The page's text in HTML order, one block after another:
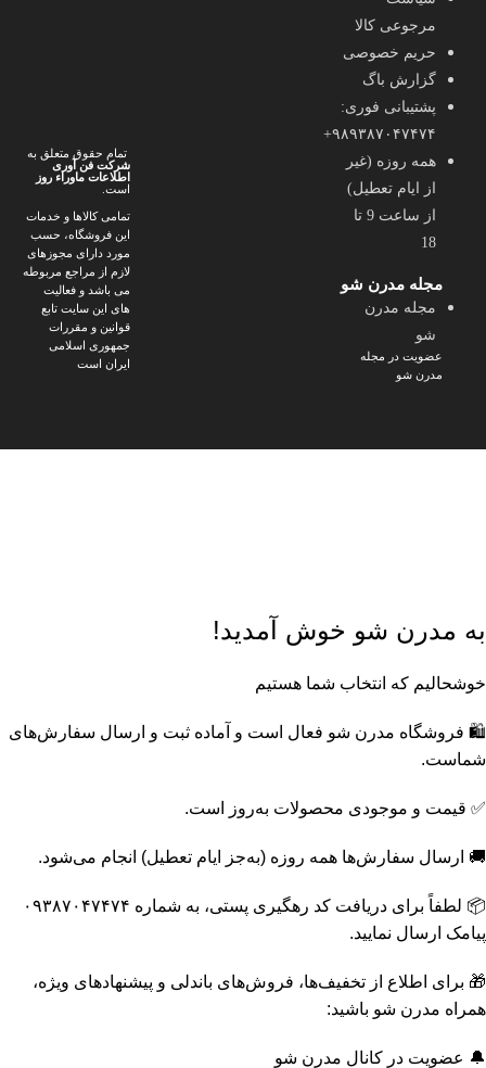
مرجوعی کالا
حریم خصوصی
گزارش باگ
پشتیبانی فوری:
۹۸۹۳۸۷۰۴۷۴۷۴+
همه روزه (غیر
از ایام تعطیل)
از ساعت 9 تا
18
مجله مدرن شو
مجله مدرن
شو
عضویت در مجله
مدرن شو
تمام حقوق متعلق به
شرکت فن آوری
اطلاعات ماوراء روز
است.
تمامی کالاها و خدمات
این فروشگاه، حسب
مورد دارای مجوزهای
لازم از مراجع مربوطه
می باشد و فعالیت
های این سایت تابع
قوانین و مقررات
جمهوری اسلامی
ایران است
به مدرن شو خوش آمدید!
خوشحالیم که انتخاب شما هستیم
🛍️ فروشگاه مدرن شو فعال است و آماده ثبت و ارسال سفارش‌های
شماست.
✅ قیمت و موجودی محصولات به‌روز است.
🚚 ارسال سفارش‌ها همه روزه (به‌جز ایام تعطیل) انجام می‌شود.
📦 لطفاً برای دریافت کد رهگیری پستی، به شماره ۰۹۳۸۷۰۴۷۴۷۴
پیامک ارسال نمایید.
🎁 برای اطلاع از تخفیف‌ها، فروش‌های باندلی و پیشنهادهای ویژه،
همراه مدرن شو باشید:
🔔 عضویت در کانال مدرن شو